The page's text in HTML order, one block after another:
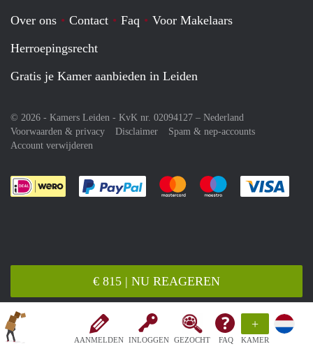
AANMELDEN INLOGGEN GEZOCHT FAQ
+
KAMER
€ 815 | NU REAGEREN
Over ons Contact Faq
Voor Makelaars
Herroepingsrecht
Gratis je Kamer aanbieden in Leiden
© 2026 - Kamers Leiden - KvK nr. 02094127 – Nederland
Voorwaarden & privacy
Disclaimer
Spam & nep-accounts
Account verwijderen
Je rekent gemakkelijk af met Paypal
Je rekent gemakkelijk af met
Je rekent